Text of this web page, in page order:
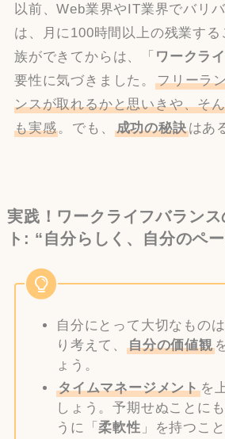
以前、Web業界やIT業界でバリ
は、月に100時間以上の残業す
族ができてからは、「 ワークラ
要性に気づきました。
フリーラ
ンスが取れるかと思いきや、そ
も実感。でも、 成功の秘訣はあ
実践！ワークライフバラン
ト: “自分らしく、自分のペ
自分にとって大切なもの
り考えて、自分の価値観
ょう。
タイムマネージメント を
しょう。予期せぬことに
うに「柔軟性 」を持つこ